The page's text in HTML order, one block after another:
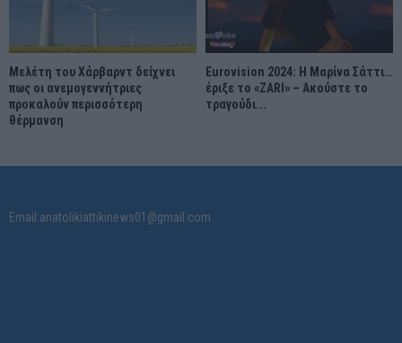
Μελέτη του Χάρβαρντ δείχνει
πως οι ανεμογεννήτριες
προκαλούν περισσότερη
θέρμανση
Eurovision 2024: Η Μαρίνα Σάττι…
έριξε το «ZARI» – Ακούστε το
τραγούδι...
Email:anatolikiattikinews01@gmail.com